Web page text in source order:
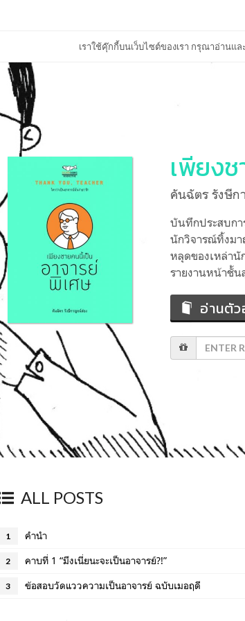
เราใช้คุ๊กกี้บนเว็บไซต์ของเรา กรุณาอ่านแ
เพียง
คันฉัตร รังษีก
บันทึกประสบกา
นักวิจารณ์ทิ้งมา
หลุดของเหล่านั
รายงานหน้าชั้น
อ่านตั
ALL POSTS
1 คำนำ
2 คาบที่ 1 “มึงเนี่ยนะจะเป็นอาจารย์?!”
3 ข้อสอบวัดแววความเป็นอาจารย์ ฉบับเมอฤดี